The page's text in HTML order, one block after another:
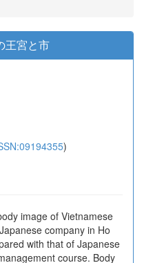
王宮と市
)
image of Vietnamese
company in Ho
with that of Japanese
course. Body